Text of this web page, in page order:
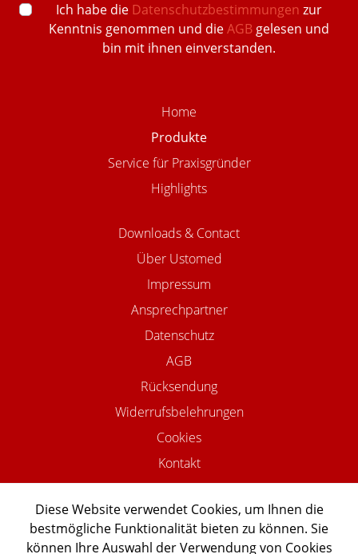
Ich habe die Datenschutzbestimmungen zur
Kenntnis genommen und dieAGBgelesen und
bin mit ihnen einverstanden.
Home
Produkte
Service für Praxisgründer
Highlights
Downloads & Contact
Über Ustomed
Impressum
Ansprechpartner
Datenschutz
AGB
Rücksendung
Widerrufsbelehrungen
Cookies
Kontakt
©2026 USTOMED INSTRUMENTE
Diese Website verwendet Cookies, um Ihnen die
bestmögliche Funktionalität bieten zu können. Sie
können Ihre Auswahl der Verwendung von Cookies